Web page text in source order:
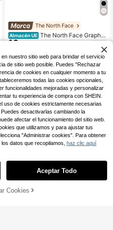
The North Face
Almacén UE The North Face Graphic
camiseta Women's Skin-Friendly St
retchy Soft Casual Outing Gym Bla
ck NF0A8EAN-JK31
16
A LA BOLSA
nuestro sitio web para brindar el servicio
de sitio web posible. Puedes "Rechazar
de cookies en cualquier momento a tu
todas las cookies opcionales,
funcionalidades mejoradas y personalizar
tu experiencia de compra con SHEIN.
uso de cookies estrictamente necesarias
desactivarlas cambiando la
afectar el funcionamiento del sitio web.
que utilizamos y para ajustar tus
"Administrar cookies". Para obtener
datos que recopilamos, haz clic aquí
Aceptar Todo
Cookies